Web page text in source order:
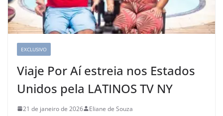
EXCLUSIVO
Viaje Por Aí estreia nos Estados
Unidos pela LATINOS TV NY
21 de janeiro de 2026 Eliane de Souza